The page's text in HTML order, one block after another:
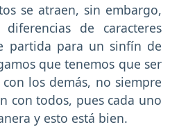
se atraen, sin embargo,
de caracteres
partida para un sinfín de
que tenemos que ser
los demás, no siempre
con todos, pues cada uno
y esto está bien.